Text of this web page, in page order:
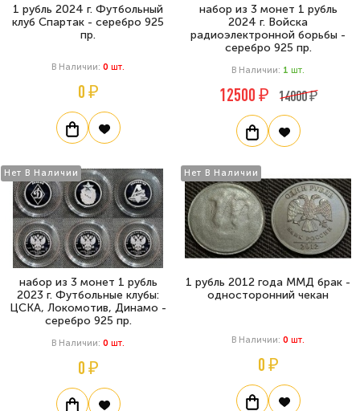
1 рубль 2024 г. Футбольный
клуб Спартак - серебро 925
пр.
В Наличии: 0 Шт.
0 ₽
набор из 3 монет 1 рубль
2024 г. Войска
радиоэлектронной борьбы -
серебро 925 пр.
В Наличии: 1 Шт.
12500 ₽ 14000 ₽
Нет В Наличии
набор из 3 монет 1 рубль
2023 г. Футбольные клубы:
ЦСКА, Локомотив, Динамо -
серебро 925 пр.
В Наличии: 0 Шт.
0 ₽
Нет В Наличии
1 рубль 2012 года ММД брак -
односторонний чекан
В Наличии: 0 Шт.
0 ₽